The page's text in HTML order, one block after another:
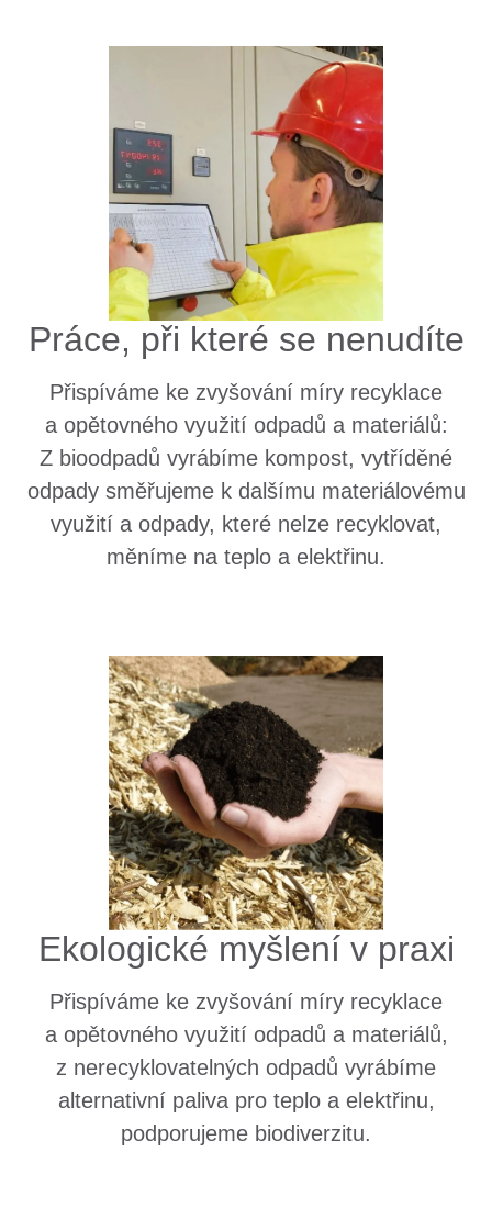
Práce, při které se nenudíte
Přispíváme ke zvyšování míry recyklace
a opětovného využití odpadů a materiálů:
Z bioodpadů vyrábíme kompost, vytříděné
odpady směřujeme k dalšímu materiálovému
využití a odpady, které nelze recyklovat,
měníme na teplo a elektřinu.
Ekologické myšlení v praxi
Přispíváme ke zvyšování míry recyklace
a opětovného využití odpadů a materiálů,
z nerecyklovatelných odpadů vyrábíme
alternativní paliva pro teplo a elektřinu,
podporujeme biodiverzitu.